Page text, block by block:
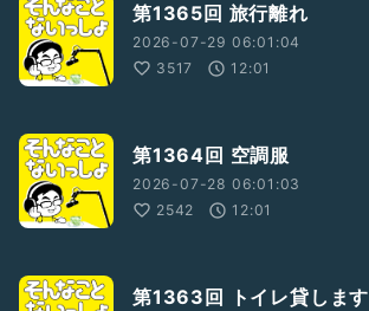
第1365回 旅行離れ
2026-07-29 06:01:04
3517
12:01
第1364回 空調服
2026-07-28 06:01:03
2542
12:01
第1363回 トイレ貸します